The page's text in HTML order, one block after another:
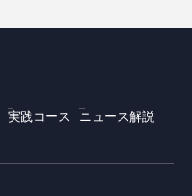
実践コース
ニュース解説